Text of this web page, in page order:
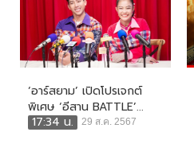
‘อาร์สยาม’ เปิดโปรเจกต์
พิเศษ ‘อีสาน BATTLE’...
17:34 น.
29 ส.ค. 2567